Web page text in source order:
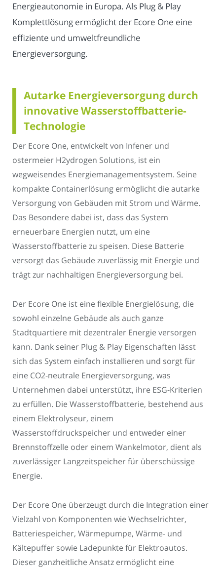
Energieautonomie in Europa. Als Plug & Play
Komplettlösung ermöglicht der Ecore One eine
effiziente und umweltfreundliche
Energieversorgung.
Autarke Energieversorgung durch
innovative Wasserstoffbatterie-
Technologie
Der Ecore One, entwickelt von Infener und
ostermeier H2ydrogen Solutions, ist ein
wegweisendes Energiemanagementsystem. Seine
kompakte Containerlösung ermöglicht die autarke
Versorgung von Gebäuden mit Strom und Wärme.
Das Besondere dabei ist, dass das System
erneuerbare Energien nutzt, um eine
Wasserstoffbatterie zu speisen. Diese Batterie
versorgt das Gebäude zuverlässig mit Energie und
trägt zur nachhaltigen Energieversorgung bei.
Der Ecore One ist eine flexible Energielösung, die
sowohl einzelne Gebäude als auch ganze
Stadtquartiere mit dezentraler Energie versorgen
kann. Dank seiner Plug & Play Eigenschaften lässt
sich das System einfach installieren und sorgt für
eine CO2-neutrale Energieversorgung, was
Unternehmen dabei unterstützt, ihre ESG-Kriterien
zu erfüllen. Die Wasserstoffbatterie, bestehend aus
einem Elektrolyseur, einem
Wasserstoffdruckspeicher und entweder einer
Brennstoffzelle oder einem Wankelmotor, dient als
zuverlässiger Langzeitspeicher für überschüssige
Energie.
Der Ecore One überzeugt durch die Integration einer
Vielzahl von Komponenten wie Wechselrichter,
Batteriespeicher, Wärmepumpe, Wärme- und
Kältepuffer sowie Ladepunkte für Elektroautos.
Dieser ganzheitliche Ansatz ermöglicht eine